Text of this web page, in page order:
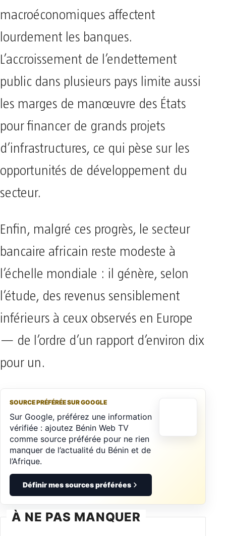
macroéconomiques affectent
lourdement les banques.
L’accroissement de l’endettement
public dans plusieurs pays limite aussi
les marges de manœuvre des États
pour financer de grands projets
d’infrastructures, ce qui pèse sur les
opportunités de développement du
secteur.
Enfin, malgré ces progrès, le secteur
bancaire africain reste modeste à
l’échelle mondiale : il génère, selon
l’étude, des revenus sensiblement
inférieurs à ceux observés en Europe
— de l’ordre d’un rapport d’environ dix
pour un.
SOURCE PRÉFÉRÉE SUR GOOGLE
Sur Google, préférez une information
vérifiée : ajoutez Bénin Web TV
comme source préférée pour ne rien
manquer de l’actualité du Bénin et de
l’Afrique.
Définir mes sources préférées
À NE PAS MANQUER